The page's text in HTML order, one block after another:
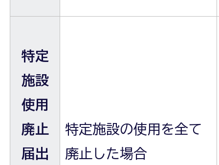
特定
施設
使用
廃止
届出
特定施設の使用を全て
廃止した場合